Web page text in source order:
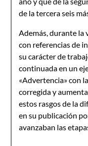
de la tercera seis
Además, durante la
con referencias de
su carácter de
continuada en un
«Advertencia» con
corregida y
estos rasgos de la
en su publicación
avanzaban las